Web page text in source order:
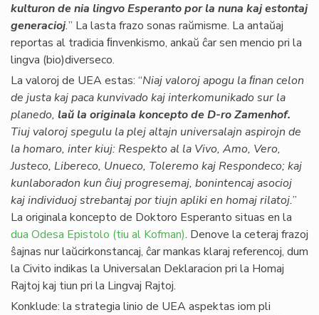
kulturon de nia lingvo Esperanto por la nuna kaj estontaj
generacioj.” La lasta frazo sonas raŭmisme. La antaŭaj
reportas al tradicia ﬁnvenkismo, ankaŭ ĉar sen mencio pri la
lingva (bio)diverseco.
La valoroj de UEA estas: “Niaj valoroj apogu la ﬁnan celon
de justa kaj paca kunvivado kaj interkomunikado sur la
planedo, laŭ la originala koncepto de D-ro Zamenhof.
Tiuj valoroj spegulu la plej altajn universalajn aspirojn de
la homaro, inter kiuj: Respekto al la Vivo, Amo, Vero,
Justeco, Libereco, Unueco, Toleremo kaj Respondeco; kaj
kunlaboradon kun ĉiuj progresemaj, bonintencaj asocioj
kaj individuoj strebantaj por tiujn apliki en homaj rilatoj.”
La originala koncepto de Doktoro Esperanto situas en la
dua Odesa Epistolo (tiu al Kofman). Denove la ceteraj frazoj
ŝajnas nur laŭcirkonstancaj, ĉar mankas klaraj referencoj, dum
la Civito indikas la Universalan Deklaracion pri la Homaj
Rajtoj kaj tiun pri la Lingvaj Rajtoj.
Konklude: la strategia linio de UEA aspektas iom pli